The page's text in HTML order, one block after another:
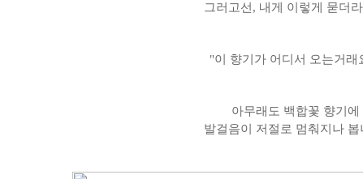
그러고선, 내게 이렇게 묻더
"이 향기가 어디서 오는거래
아무래도 백합꽃 향기에
발걸음이 저절로 멈춰지나 봅